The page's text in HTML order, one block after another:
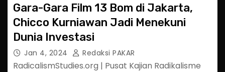
Gara-Gara Film 13 Bom di Jakarta,
Chicco Kurniawan Jadi Menekuni
Dunia Investasi
Jan 4, 2024 Redaksi PAKAR
RadicalismStudies.org | Pusat Kajian Radikalisme